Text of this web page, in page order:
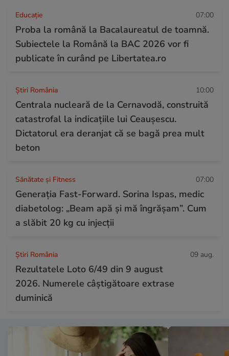
Educație 07:00
Proba la română la Bacalaureatul de toamnă.
Subiectele la Română la BAC 2026 vor fi
publicate în curând pe Libertatea.ro
Știri România 10:00
Centrala nucleară de la Cernavodă, construită
catastrofal la indicațiile lui Ceaușescu.
Dictatorul era deranjat că se bagă prea mult
beton
Sănătate și Fitness 07:00
Generația Fast-Forward. Sorina Ispas, medic
diabetolog: „Beam apă și mă îngrășam”. Cum
a slăbit 20 kg cu injecții
Știri România 09 aug.
Rezultatele Loto 6/49 din 9 august
2026. Numerele câștigătoare extrase
duminică